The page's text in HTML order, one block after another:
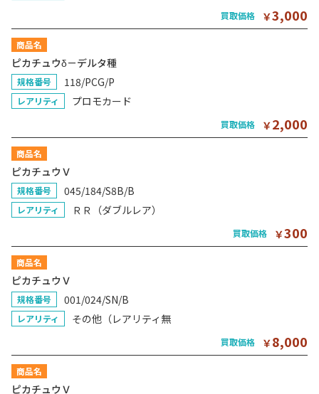
買取価格 ￥3,000
商品名
ピカチュウδ－デルタ種
規格番号 118/PCG/P
レアリティ プロモカード
買取価格 ￥2,000
商品名
ピカチュウＶ
規格番号 045/184/S8B/B
レアリティ ＲＲ（ダブルレア）
買取価格 ￥300
商品名
ピカチュウＶ
規格番号 001/024/SN/B
レアリティ その他（レアリティ無
買取価格 ￥8,000
商品名
ピカチュウＶ